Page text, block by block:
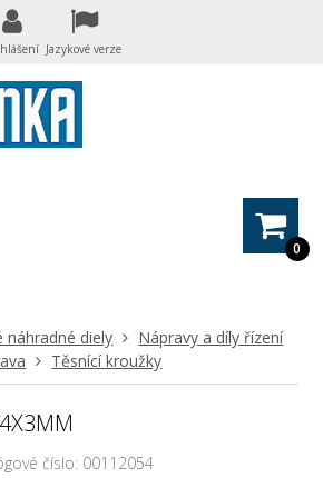
0
náhradné diely
Nápravy a díly řízení
Těsnící kroužky
číslo: 00112054
Jazykové verze